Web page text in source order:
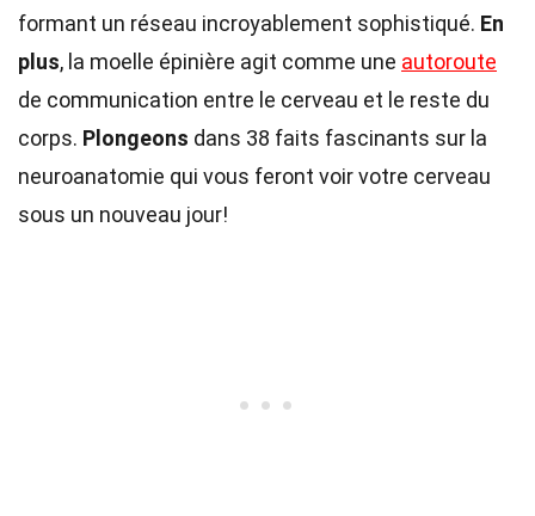
formant un réseau incroyablement sophistiqué. En
plus, la moelle épinière agit comme une autoroute
de communication entre le cerveau et le reste du
corps. Plongeons dans 38 faits fascinants sur la
neuroanatomie qui vous feront voir votre cerveau
sous un nouveau jour!